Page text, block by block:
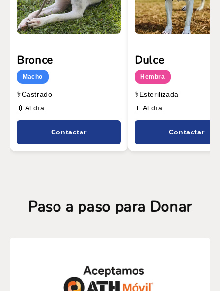
Bronce
Macho
⚕️Castrado
💉 Al día
Contactar
Dulce
Hembra
⚕️Esterilizada
💉 Al día
Contactar
Paso a paso para Donar